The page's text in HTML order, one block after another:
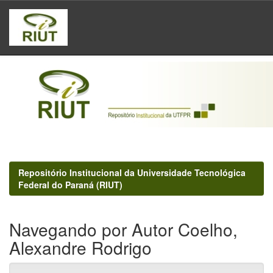
Skip
navigation
Repositório Institucional da Universidade Tecnológica
Federal do Paraná (RIUT)
Navegando por Autor Coelho,
Alexandre Rodrigo